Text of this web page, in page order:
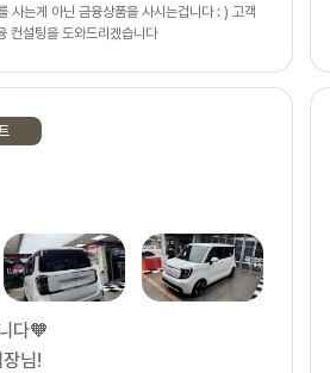
사는게 아닌 금융상품을 사시는겁니다 : ) 고객
컨설팅을 도와드리겠습니다
다🧡
님!